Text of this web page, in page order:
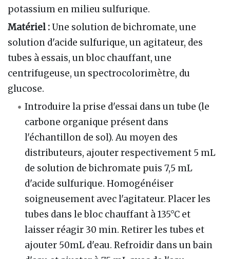
potassium en milieu sulfurique.
Matériel :Une solution de bichromate, une
solution d'acide sulfurique, un agitateur, des
tubes à essais, un bloc chauffant, une
centrifugeuse, un spectrocolorimètre, du
glucose.
Introduire la prise d'essai dans un tube (le
carbone organique présent dans
l'échantillon de sol). Au moyen des
distributeurs, ajouter respectivement 5 mL
de solution de bichromate puis 7,5 mL
d'acide sulfurique. Homogénéiser
soigneusement avec l'agitateur. Placer les
tubes dans le bloc chauffant à 135°C et
laisser réagir 30 min. Retirer les tubes et
ajouter 50mL d'eau. Refroidir dans un bain